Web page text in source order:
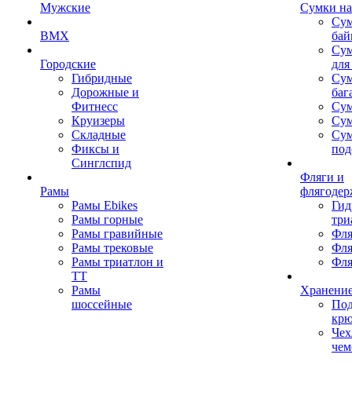
Мужские
BMX
Городские
Гибридные
Дорожные и
Фитнесс
Круизеры
Складные
Фиксы и
Синглспид
Рамы
Рамы Ebikes
Рамы горные
Рамы гравийные
Рамы трековые
Рамы триатлон и
ТТ
Рамы
шоссейные
Сумки
Фляги и